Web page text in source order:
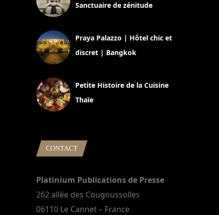
Sanctuaire de zénitude
Praya Palazzo | Hôtel chic et
discret | Bangkok
Petite Histoire de la Cuisine
Thaïe
CONTACT
Platinium Publications de Presse
262 allée des Cougoussolles
06110 Le Cannet – France